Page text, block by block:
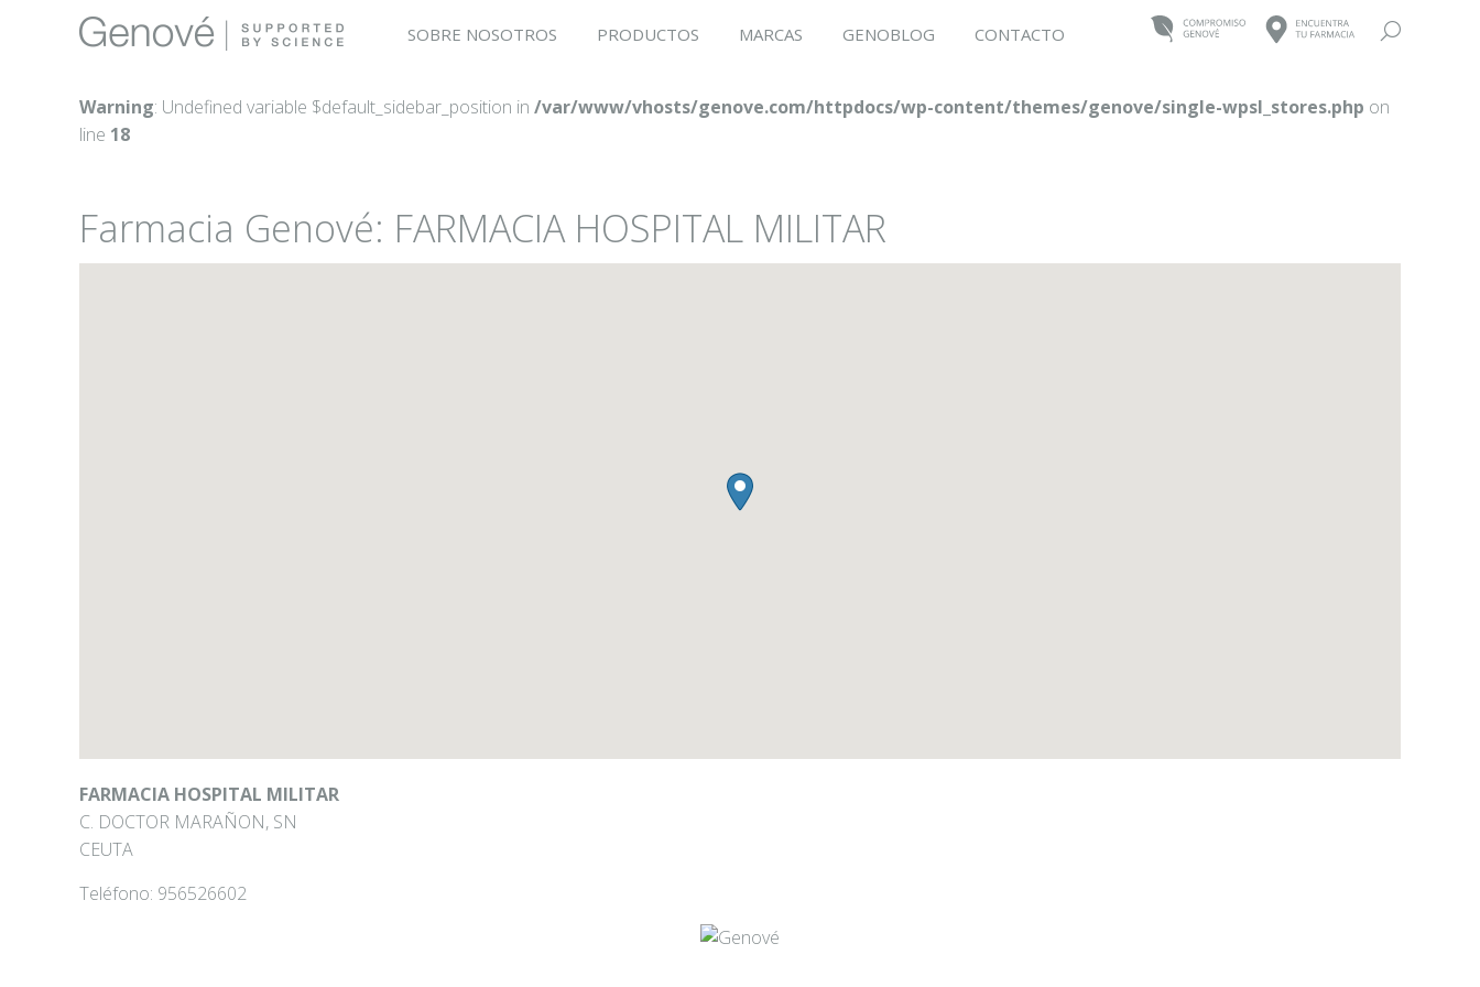
SOBRE NOSOTROS PRODUCTOS MARCAS GENOBLOG CONTACTO Buscar:
Warning: Undefined variable $default_sidebar_position in /var/www/vhosts/genove.com/httpdocs/wp-content/themes/genove/single-wpsl_stores.php on
line 18
Farmacia Genové: FARMACIA HOSPITAL MILITAR
FARMACIA HOSPITAL MILITAR
C. DOCTOR MARAÑON, SN
CEUTA
Teléfono: 956526602